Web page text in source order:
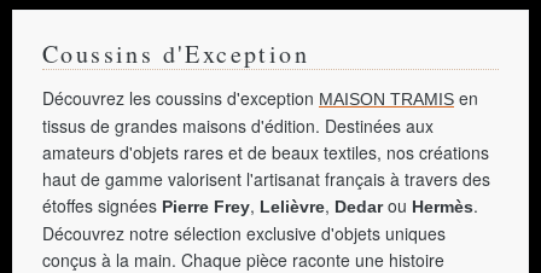
Coussins d'Exception
Découvrez les coussins d'exception MAISON TRAMIS en
tissus de grandes maisons d'édition. Destinées aux
amateurs d'objets rares et de beaux textiles, nos créations
haut de gamme valorisent l'artisanat français à travers des
étoffes signées Pierre Frey, Lelièvre, Dedarou Hermès.
Découvrez notre sélection exclusive d'objets uniques
conçus à la main. Chaque pièce raconte une histoire